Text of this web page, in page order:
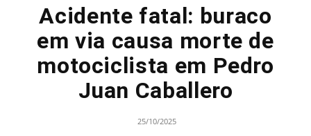
Acidente fatal: buraco
em via causa morte de
motociclista em Pedro
Juan Caballero
25/10/2025